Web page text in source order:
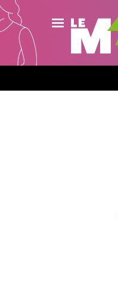
Actualités
Agenda